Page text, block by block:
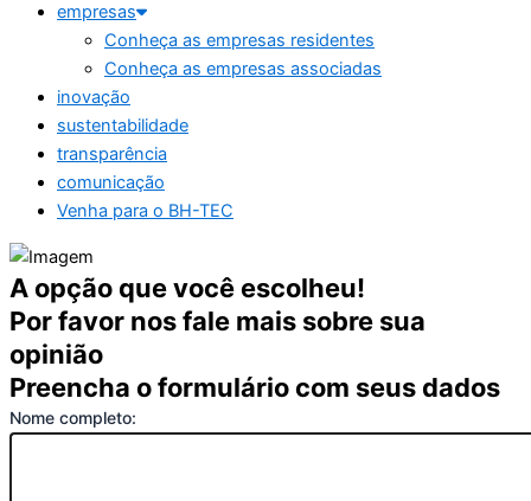
empresas
Conheça as empresas residentes
Conheça as empresas associadas
inovação
sustentabilidade
transparência
comunicação
Venha para o BH-TEC
A opção que você escolheu!
Por favor nos fale mais sobre sua
opinião
Preencha o formulário com seus dados
Nome completo: